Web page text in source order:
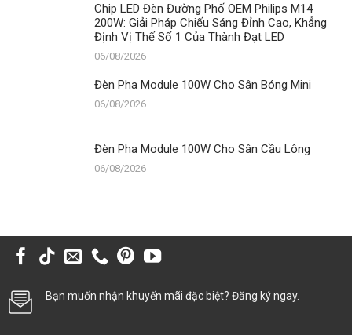
Chip LED Đèn Đường Phố OEM Philips M14
200W: Giải Pháp Chiếu Sáng Đỉnh Cao, Khẳng
Định Vị Thế Số 1 Của Thành Đạt LED
06/08/2026
Đèn Pha Module 100W Cho Sân Bóng Mini
06/08/2026
Đèn Pha Module 100W Cho Sân Cầu Lông
06/08/2026
Bạn muốn nhận khuyến mãi đặc biệt? Đăng ký ngay.